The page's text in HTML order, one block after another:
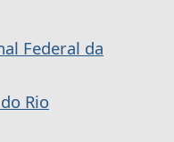
Federal da
Rio